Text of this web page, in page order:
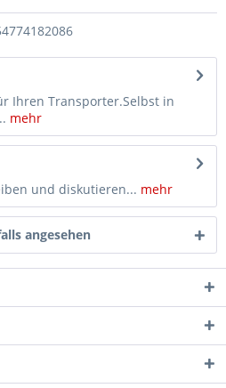
Ihren Transporter.Selbst in
mehr
und diskutieren... mehr
angesehen